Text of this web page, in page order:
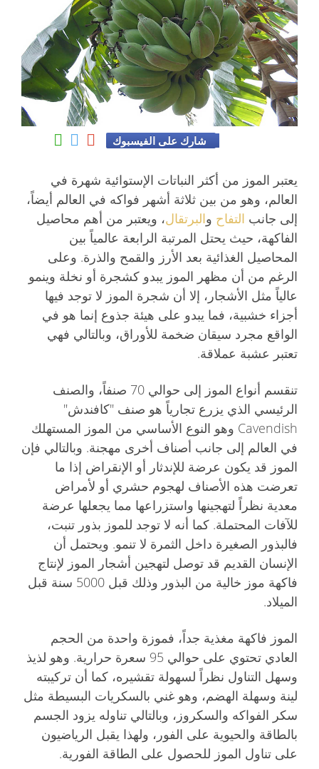
شارك على الفيسبوك
يعتبر الموز من أكثر النباتات الإستوائية شهرة في
العالم، وهو من بين ثلاثة أشهر فواكه في العالم أيضاً،
إلى جانب التفاح والبرتقال، ويعتبر من أهم محاصيل
الفاكهة، حيث يحتل المرتبة الرابعة عالمياً بين
المحاصيل الغذائية بعد الأرز والقمح والذرة. وعلى
الرغم من أن مظهر الموز يبدو كشجرة أو نخلة وينمو
عالياً مثل الأشجار، إلا أن شجرة الموز لا توجد فيها
أجزاء خشبية، فما يبدو على هيئة جذوع إنما هو في
الواقع مجرد سيقان ضخمة للأوراق، وبالتالي فهي
تعتبر عشبة عملاقة.
تنقسم أنواع الموز إلى حوالي 70 صنفاً، والصنف
الرئيسي الذي يزرع تجارياً هو صنف "كافندش"
Cavendish وهو النوع الأساسي من الموز المستهلك
في العالم إلى جانب أصناف أخرى مهجنة. وبالتالي فإن
الموز قد يكون عرضة للإندثار أو الإنقراض إذا ما
تعرضت هذه الأصناف لهجوم حشري أو لأمراض
معدية نظراً لتهجينها واستزراعها مما يجعلها عرضة
للآفات المحتملة. كما أنه لا توجد للموز بذور تنبت،
فالبذور الصغيرة داخل الثمرة لا تنمو. ويحتمل أن
الإنسان القديم قد توصل لتهجين أشجار الموز لإنتاج
فاكهة موز خالية من البذور وذلك قبل 5000 سنة قبل
الميلاد.
الموز فاكهة مغذية جداً، فموزة واحدة من الحجم
العادي تحتوي على حوالي 95 سعرة حرارية. وهو لذيذ
وسهل التناول نظراً لسهولة تقشيره، كما أن تركيبته
لينة وسهلة الهضم، وهو غني بالسكريات البسيطة مثل
سكر الفواكه والسكروز، وبالتالي تناوله يزود الجسم
بالطاقة والحيوية على الفور، ولهذا يقبل الرياضيون
على تناول الموز للحصول على الطاقة الفورية.